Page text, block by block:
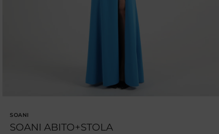
finestra
SOANI
SOANI ABITO+STOLA